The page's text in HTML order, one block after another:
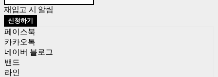
재입고 시 알림
신청하기
페이스북
카카오톡
네이버 블로그
밴드
라인